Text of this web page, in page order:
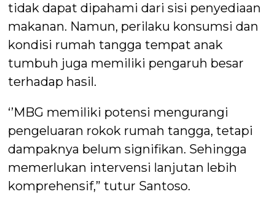
tidak dapat dipahami dari sisi penyediaan
makanan. Namun, perilaku konsumsi dan
kondisi rumah tangga tempat anak
tumbuh juga memiliki pengaruh besar
terhadap hasil.
‘’MBG memiliki potensi mengurangi
pengeluaran rokok rumah tangga, tetapi
dampaknya belum signifikan. Sehingga
memerlukan intervensi lanjutan lebih
komprehensif,” tutur Santoso.